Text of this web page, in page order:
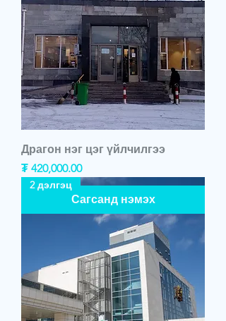
Драгон нэг цэг үйлчилгээ
Price
₮ 420,000.00
Сагсанд нэмэх
2 дэлгэц